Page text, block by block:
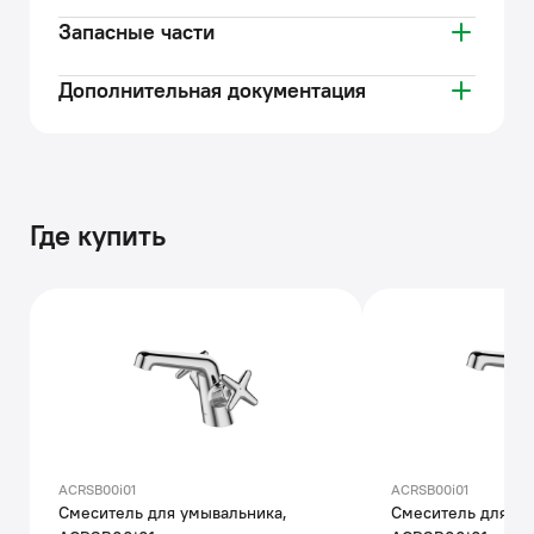
Запасные части
Дополнительная документация
Где купить
ACRSB00i01
Смеситель для умывальника,
ACRSB00i01
Смеситель для